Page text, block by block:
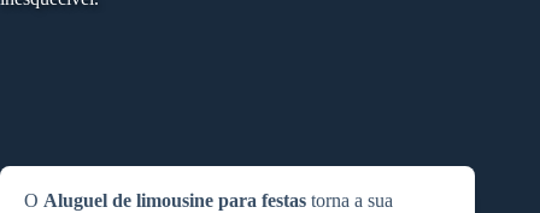
O Aluguel de limousine para festas torna a sua